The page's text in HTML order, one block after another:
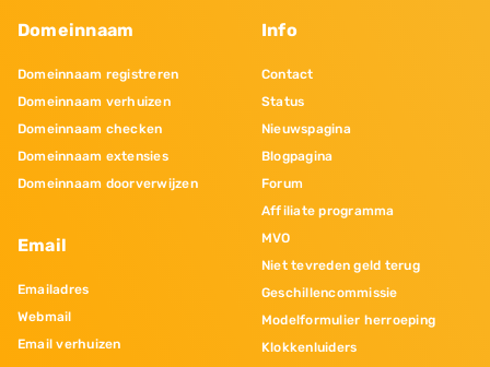
Domeinnaam
Domeinnaam registreren
Domeinnaam verhuizen
Domeinnaam checken
Domeinnaam extensies
Domeinnaam doorverwijzen
Email
Emailadres
Webmail
Email verhuizen
Info
Contact
Status
Nieuwspagina
Blogpagina
Forum
Affiliate programma
MVO
Niet tevreden geld terug
Geschillencommissie
Modelformulier herroeping
Klokkenluiders